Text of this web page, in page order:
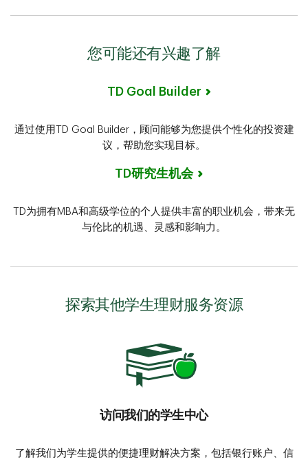
您可能还有兴趣了解
TD Goal Builder
通过使用TD Goal Builder，顾问能够为您提供个性化的投资建
议，帮助您实现目标。
TD研究生机会
TD为拥有MBA和高级学位的个人提供丰富的职业机会，带来无
与伦比的机遇、灵感和影响力。
探索其他学生理财服务资源
访问我们的学生中心
了解我们为学生提供的便捷理财解决方案，包括银行账户、信